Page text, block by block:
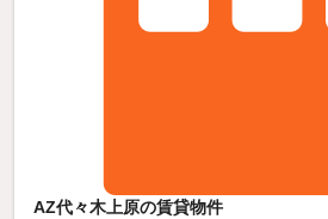
AZ代々木上原の賃貸物件